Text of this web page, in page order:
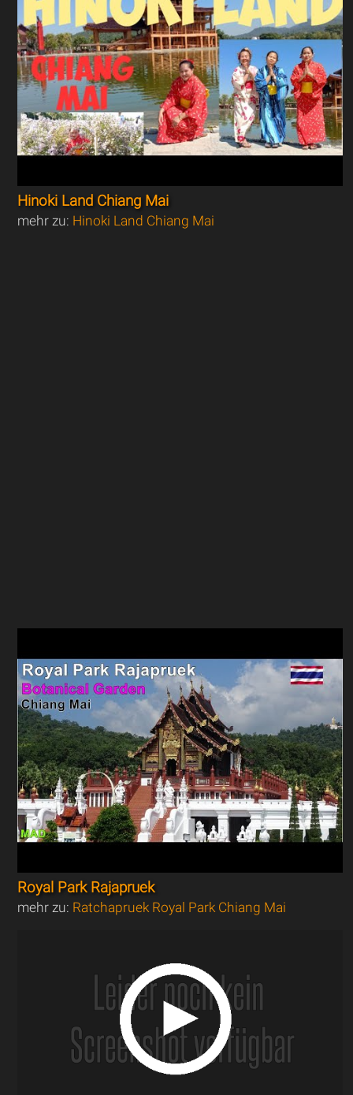
Hinoki Land Chiang Mai
mehr zu: Hinoki Land Chiang Mai
Royal Park Rajapruek
mehr zu: Ratchapruek Royal Park Chiang Mai